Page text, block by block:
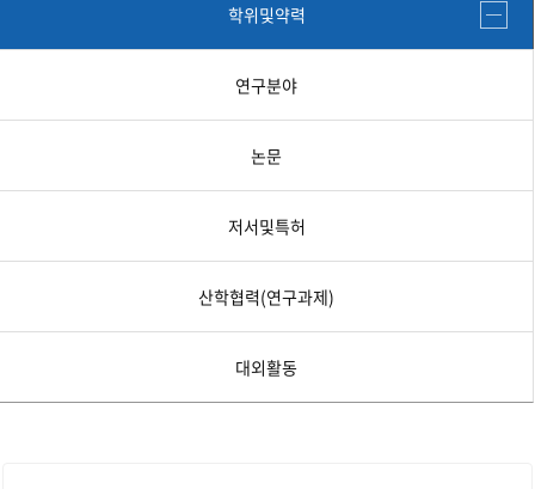
학위및약력
연구분야
논문
저서및특허
산학협력(연구과제)
대외활동